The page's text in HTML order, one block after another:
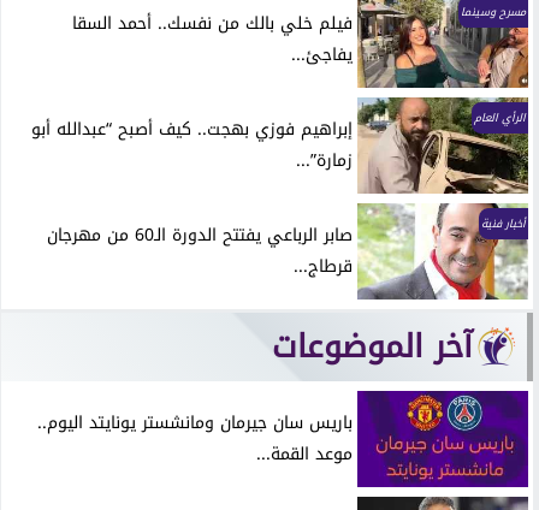
مسرح وسينما
فيلم خلي بالك من نفسك.. أحمد السقا
يفاجئ...
الرأي العام
إبراهيم فوزي بهجت.. كيف أصبح “عبدالله أبو
زمارة”...
أخبار فنية
صابر الرباعي يفتتح الدورة الـ60 من مهرجان
قرطاج...
آخر الموضوعات
باريس سان جيرمان ومانشستر يونايتد اليوم..
موعد القمة...